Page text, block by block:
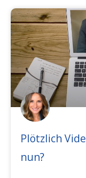
Plötzlich
nun?